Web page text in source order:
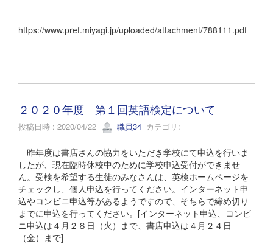
https://www.pref.miyagi.jp/uploaded/attachment/788111.pdf
２０２０年度 第１回英語検定について
投稿日時 : 2020/04/22 職員34 カテゴリ:
昨年度は書店さんの協力をいただき学校にて申込を行いま
したが、現在臨時休校中のために学校申込受付ができませ
ん。受検を希望する生徒のみなさんは、英検ホームページを
チェックし、個人申込を行ってください。インターネット申
込やコンビニ申込等があるようですので、そちらで締め切り
までに申込を行ってください。[インターネット申込、コンビ
ニ申込は４月２８日（火）まで、書店申込は４月２４日
（金）まで]